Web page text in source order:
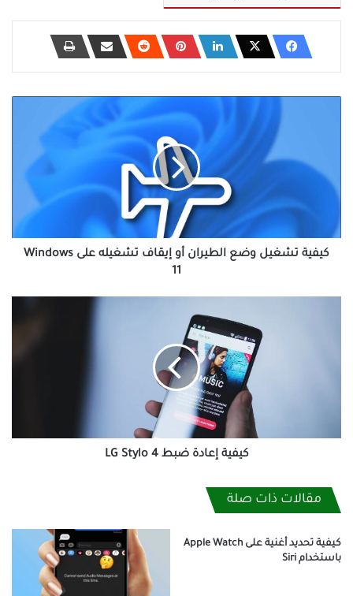
إيقاف
Windows
كيفية تشغيل وضع الطيران أو إيقاف تشغيله على Windows
11
كيفية إعادة ضبط LG Stylo 4
مقالات ذات صلة
كيفية تحديد أغنية على Apple Watch
باستخدام Siri